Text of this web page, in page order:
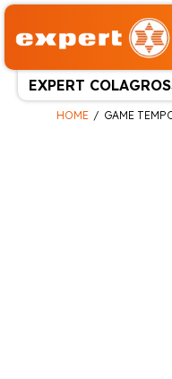
EXPERT
HOME GAME